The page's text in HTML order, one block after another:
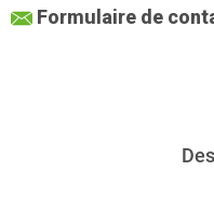
Formulaire de